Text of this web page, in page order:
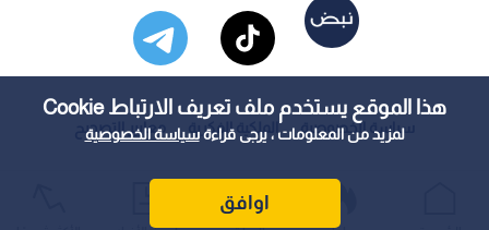
هذا الموقع يستخدم ملف تعريف الارتباط Cookie
لمزيد من المعلومات ، يرجى قراءةسياسة الخصوصية
اوافق
سياسة الخصوصية الملكية الفكرية معايير التصحيح